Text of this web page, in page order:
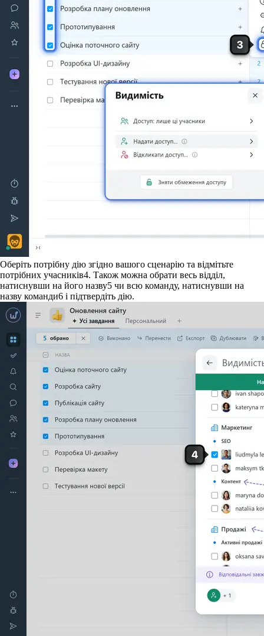
Оберіть потрібну дію згідно вашого сценарію та відмітьте
потрібних учасників4. Також можна обрати весь відділ,
натиснувши на його назву5 чи всю команду, натиснувши на
назву команди6 і підтвердіть дію.